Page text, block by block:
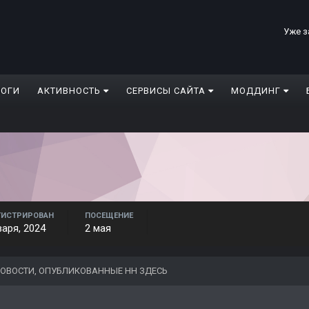
Уже
АКТИВНОСТЬ СЕРВИСЫ САЙТА МОДДИНГ
2024
ПОСЕЩЕНИЕ
2 мая
ОПУБЛИКОВАННЫЕ НН ЗДЕСЬ